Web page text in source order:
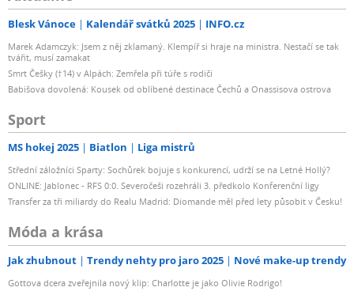
Blesk Vánoce Kalendář svátků 2025 INFO.cz
Marek Adamczyk: Jsem z něj zklamaný. Klempíř si hraje na ministra. Nestačí se tak
tvářit, musí zamakat
Smrt Češky (†14) v Alpách: Zemřela při túře s rodiči
Babišova dovolená: Kousek od oblíbené destinace Čechů a Onassisova ostrova
Sport
MS hokej 2025 Biatlon Liga mistrů
Střední záložníci Sparty: Sochůrek bojuje s konkurencí, udrží se na Letné Hollý?
ONLINE: Jablonec - RFS 0:0. Severočeši rozehráli 3. předkolo Konferenční ligy
Transfer za tři miliardy do Realu Madrid: Diomande měl před lety působit v Česku!
Móda a krása
Jak zhubnout Trendy nehty pro jaro 2025 Nové make-up trendy
Gottova dcera zveřejnila nový klip: Charlotte je jako Olivie Rodrigo!